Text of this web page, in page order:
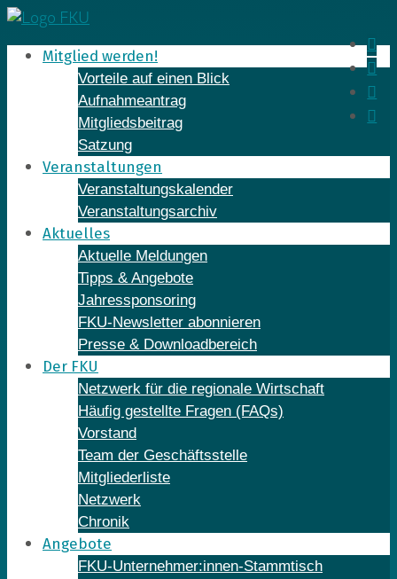
Skip
to
contentMitglied werden!
Vorteile auf einen Blick
Aufnahmeantrag
Mitgliedsbeitrag
Satzung
Veranstaltungen
Veranstaltungskalender
Veranstaltungsarchiv
Aktuelles
Aktuelle Meldungen
Tipps & Angebote
Jahressponsoring
FKU-Newsletter abonnieren
Presse & Downloadbereich
Der FKU
Netzwerk für die regionale Wirtschaft
Häufig gestellte Fragen (FAQs)
Vorstand
Team der Geschäftsstelle
Mitgliederliste
Netzwerk
Chronik
Angebote
FKU-Unternehmer:innen-Stammtisch